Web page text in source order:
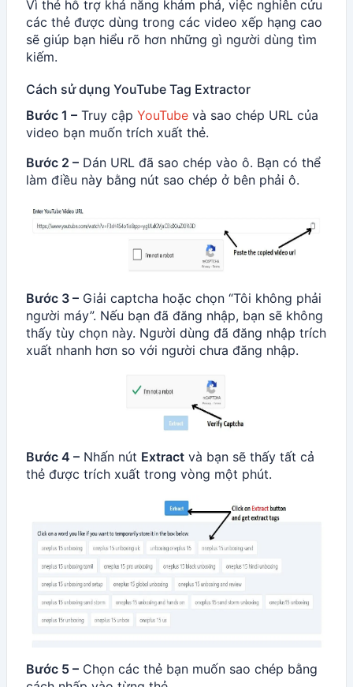
Vì thẻ hỗ trợ khả năng khám phá, việc nghiên cứu
các thẻ được dùng trong các video xếp hạng cao
sẽ giúp bạn hiểu rõ hơn những gì người dùng tìm
kiếm.
Cách sử dụng YouTube Tag Extractor
Bước 1 – Truy cập YouTube và sao chép URL của
video bạn muốn trích xuất thẻ.
Bước 2 – Dán URL đã sao chép vào ô. Bạn có thể
làm điều này bằng nút sao chép ở bên phải ô.
Bước 3 – Giải captcha hoặc chọn “Tôi không phải
người máy”. Nếu bạn đã đăng nhập, bạn sẽ không
thấy tùy chọn này. Người dùng đã đăng nhập trích
xuất nhanh hơn so với người chưa đăng nhập.
Bước 4 – Nhấn nút Extract và bạn sẽ thấy tất cả
thẻ được trích xuất trong vòng một phút.
Bước 5 – Chọn các thẻ bạn muốn sao chép bằng